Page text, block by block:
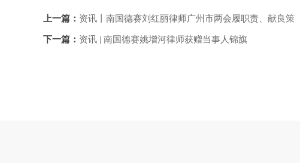
上一篇： 资讯丨南国德赛刘红丽律师广州市两会履职责、献良策
下一篇： 资讯 | 南国德赛姚增河律师获赠当事人锦旗